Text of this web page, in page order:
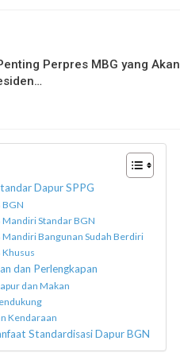
Perpres MBG yang Akan
Dapur SPPG
BGN
Mandiri Standar BGN
Mandiri Bangunan Sudah Berdiri
Khusus
dan Perlengkapan
dan Makan
Kendaraan
Standardisasi Dapur BGN